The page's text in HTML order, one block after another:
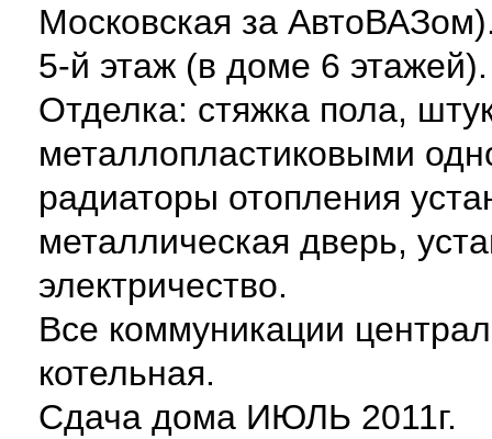
Московская за
5-й этаж (в доме 6
Отделка: стяжка пола,
металлопластиковыми
радиаторы отопления
металлическая дверь,
электричество.
Все коммуникации
котельная.
Сдача дома ИЮЛЬ 2011г.